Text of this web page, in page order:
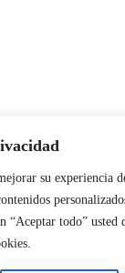
su experiencia
“Aceptar todo” usted